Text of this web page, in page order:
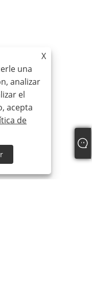
X
una
analizar
el
acepta
de